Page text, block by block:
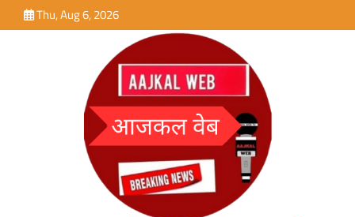
to
Thu, Aug 6, 2026